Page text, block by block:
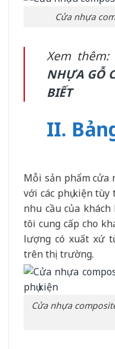
Cửa nhựa
Xem thêm:
NHỰA GỖ
BIẾT
II.
Mỗi sản phẩm cửa
với các phụ kiện
nhu cầu của khách
tôi cung cấp cho
lượng có xuất xứ
trên thị trường.
Cửa nhựa